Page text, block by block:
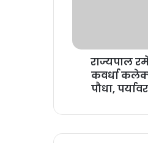
राज्यपाल
कवर्धा
पौधा,